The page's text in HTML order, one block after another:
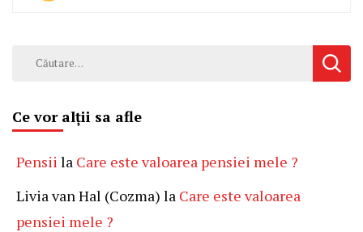
Caută
Ce vor alții sa afle
Pensii la Care este valoarea pensiei mele ?
Livia van Hal (Cozma) la Care este valoarea
pensiei mele ?